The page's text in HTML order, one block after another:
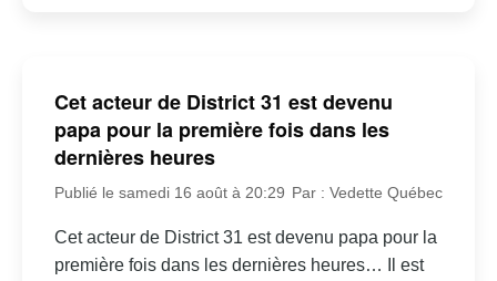
Cet acteur de District 31 est devenu
papa pour la première fois dans les
dernières heures
Publié le samedi 16 août à 20:29 Par : Vedette Québec
Cet acteur de District 31 est devenu papa pour la
première fois dans les dernières heures… Il est